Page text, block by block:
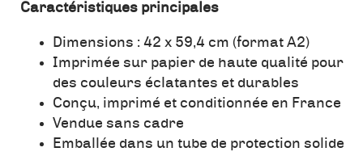
Caractéristiques principales
Dimensions : 42 x 59,4 cm (format A2)
Imprimée sur papier de haute qualité pour
des couleurs éclatantes et durables
Conçu, imprimé et conditionnée en France
Vendue sans cadre
Emballée dans un tube de protection solide